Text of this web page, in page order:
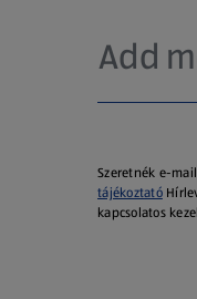
Szeretnék e-
tájékoztató
kapcsolatos